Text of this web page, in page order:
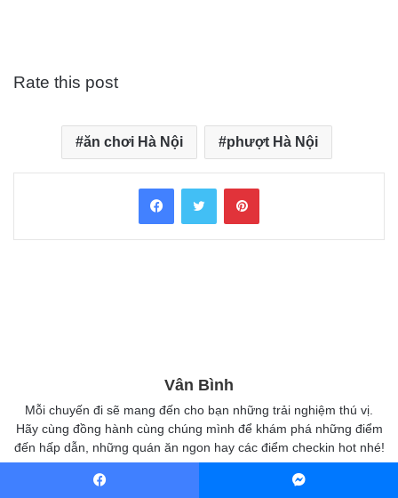
Rate this post
ăn chơi Hà Nội phượt Hà Nội
FacebookTwitter Pinterest
Vân Bình
Mỗi chuyến đi sẽ mang đến cho bạn những trải nghiệm thú vị.
Hãy cùng đồng hành cùng chúng mình để khám phá những điểm
đến hấp dẫn, những quán ăn ngon hay các điểm checkin hot nhé!